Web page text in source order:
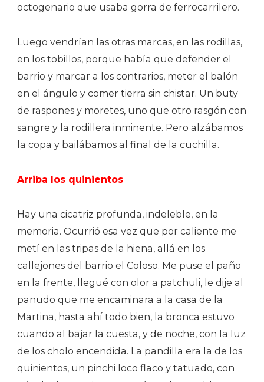
octogenario que usaba gorra de ferrocarrilero.
Luego vendrían las otras marcas, en las rodillas,
en los tobillos, porque había que defender el
barrio y marcar a los contrarios, meter el balón
en el ángulo y comer tierra sin chistar. Un buty
de raspones y moretes, uno que otro rasgón con
sangre y la rodillera inminente. Pero alzábamos
la copa y bailábamos al final de la cuchilla.
Arriba los quinientos
Hay una cicatriz profunda, indeleble, en la
memoria. Ocurrió esa vez que por caliente me
metí en las tripas de la hiena, allá en los
callejones del barrio el Coloso. Me puse el paño
en la frente, llegué con olor a patchuli, le dije al
panudo que me encaminara a la casa de la
Martina, hasta ahí todo bien, la bronca estuvo
cuando al bajar la cuesta, y de noche, con la luz
de los cholo encendida. La pandilla era la de los
quinientos, un pinchi loco flaco y tatuado, con